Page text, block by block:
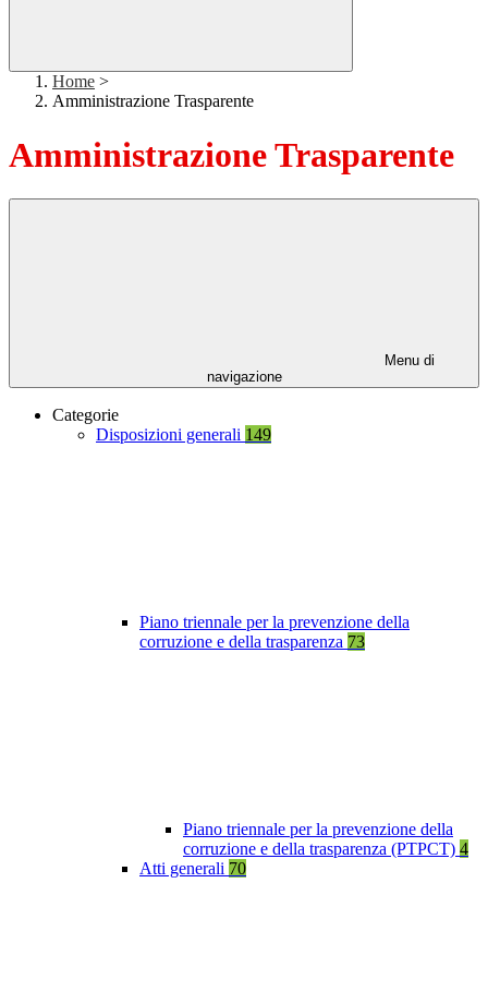
Home >
Amministrazione Trasparente
Amministrazione Trasparente
Menu di
navigazione
Categorie
Disposizioni generali 149
Piano triennale per la prevenzione della
corruzione e della trasparenza 73
Piano triennale per la prevenzione della
corruzione e della trasparenza (PTPCT) 4
Atti generali 70